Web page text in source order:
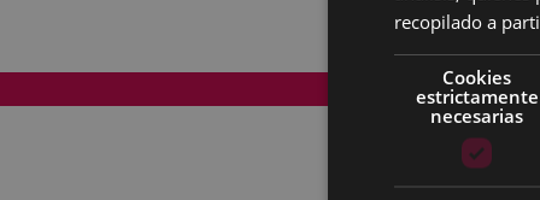
Mapa del Sitio
recopilado a
Cookies
estrictamente
necesarias